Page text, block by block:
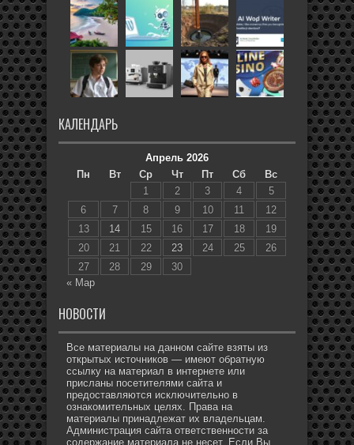
КАЛЕНДАРЬ
Апрель 2026
Пн
Вт Ср Чт Пт Сб
Вс
1
2 3 4
5
6
7 8 9 10 11
12
13
14 15 16 17 18
19
20
21 22 23 24 25
26
27
28 29
30
« Мар
НОВОСТИ
Все материалы на данном сайте взяты из
открытых источников — имеют обратную
ссылку на материал в интернете или
присланы посетителями сайта и
предоставляются исключительно в
ознакомительных целях. Права на
материалы принадлежат их владельцам.
Администрация сайта ответственности за
содержание материала не несет. Если Вы